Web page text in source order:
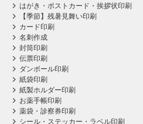
はがき・ポストカード・挨拶状印刷
【季節】残暑見舞い印刷
カード印刷
名刺作成
封筒印刷
伝票印刷
ダンボール印刷
紙袋印刷
紙製ホルダー印刷
お薬手帳印刷
薬袋・診察券印刷
シール・ステッカー・ラベル印刷